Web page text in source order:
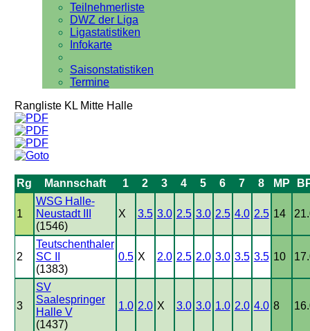
Teilnehmerliste
DWZ der Liga
Ligastatistiken
Infokarte
Saisonstatistiken
Termine
Rangliste KL Mitte Halle
Rg Mannschaft 1 2 3 4 5 6 7 8 MP
1
WSG Halle-
Neustadt III
(1546)
X 3.5 3.0 2.5 3.0 2.5 4.0 2.5 14
2
Teutschenthaler
SC II
(1383)
0.5 X 2.0 2.5 2.0 3.0 3.5 3.5 10
3
SV
Saalespringer
Halle V
(1437)
1.0 2.0 X 3.0 3.0 1.0 2.0 4.0 8